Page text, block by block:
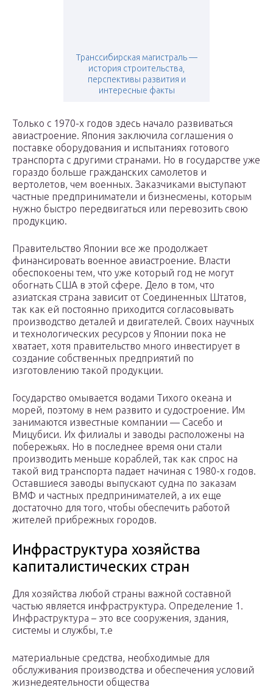
Транссибирская магистраль —
история строительства,
перспективы развития и
интересные факты
Только с 1970-х годов здесь начало развиваться
авиастроение. Япония заключила соглашения о
поставке оборудования и испытаниях готового
транспорта с другими странами. Но в государстве уже
гораздо больше гражданских самолетов и
вертолетов, чем военных. Заказчиками выступают
частные предприниматели и бизнесмены, которым
нужно быстро передвигаться или перевозить свою
продукцию.
Правительство Японии все же продолжает
финансировать военное авиастроение. Власти
обеспокоены тем, что уже который год не могут
обогнать США в этой сфере. Дело в том, что
азиатская страна зависит от Соединенных Штатов,
так как ей постоянно приходится согласовывать
производство деталей и двигателей. Своих научных
и технологических ресурсов у Японии пока не
хватает, хотя правительство много инвестирует в
создание собственных предприятий по
изготовлению такой продукции.
Государство омывается водами Тихого океана и
морей, поэтому в нем развито и судостроение. Им
занимаются известные компании — Сасебо и
Мицубиси. Их филиалы и заводы расположены на
побережьях. Но в последнее время они стали
производить меньше кораблей, так как спрос на
такой вид транспорта падает начиная с 1980-х годов.
Оставшиеся заводы выпускают судна по заказам
ВМФ и частных предпринимателей, а их еще
достаточно для того, чтобы обеспечить работой
жителей прибрежных городов.
Инфраструктура хозяйства
капиталистических стран
Для хозяйства любой страны важной составной
частью является инфраструктура. Определение 1.
Инфраструктура – это все сооружения, здания,
системы и службы, т.е
материальные средства, необходимые для
обслуживания производства и обеспечения условий
жизнедеятельности общества